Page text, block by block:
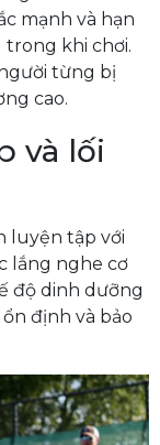
mạnh và hạn
khi chơi.
từng bị
cao.
và lối
luyện tập với
lắng nghe cơ
độ dinh dưỡng
định và bảo